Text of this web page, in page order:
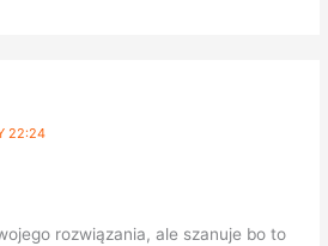
22:24
rozwiązania, ale szanuje bo to